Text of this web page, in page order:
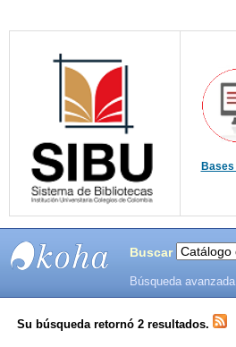
SISTEMAS
Buscar
Búsqueda avanzada
Su búsqueda retornó 2 resultados.